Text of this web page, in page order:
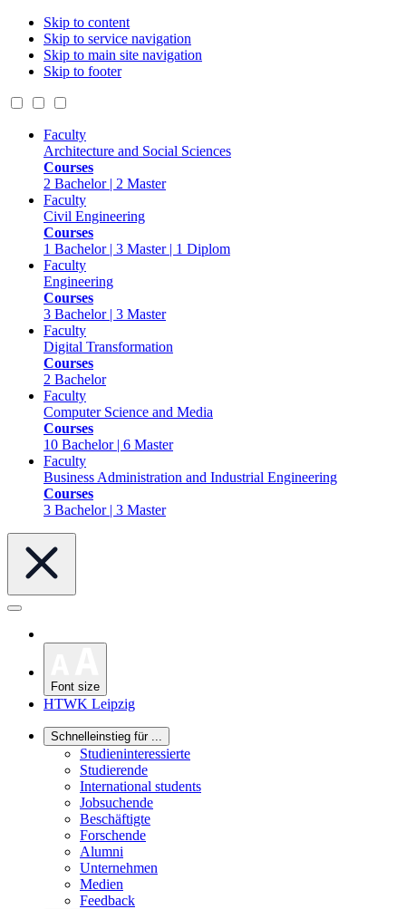
Skip to content
Skip to service navigation
Skip to main site navigation
Skip to footer
Faculty
Architecture and Social Sciences
Courses
2 Bachelor | 2 Master
Faculty
Civil Engineering
Courses
1 Bachelor | 3 Master | 1 Diplom
Faculty
Engineering
Courses
3 Bachelor | 3 Master
Faculty
Digital Transformation
Courses
2 Bachelor
Faculty
Computer Science and Media
Courses
10 Bachelor | 6 Master
Faculty
Business Administration and Industrial Engineering
Courses
3 Bachelor | 3 Master
Font size
HTWK Leipzig
Schnelleinstieg für ...
Studieninteressierte
Studierende
International students
Jobsuchende
Beschäftigte
Forschende
Alumni
Unternehmen
Medien
Feedback